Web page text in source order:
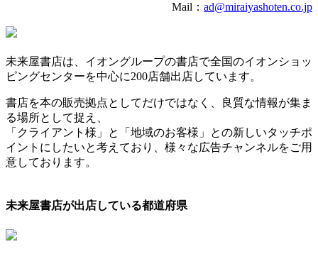
Mail： ad@miraiyashoten.co.jp
未来屋書店は、イオングループの書店で全国のイオンショッ
ピングセンターを中心に200店舗出店しています。
書店を本の販売拠点としてだけではなく、良質な情報が集ま
る場所として捉え、
「クライアント様」と「地域のお客様」との新しいタッチポ
イントにしたいと考えており、様々な広告チャンネルをご用
意しております。
未来屋書店が出店している都道府県